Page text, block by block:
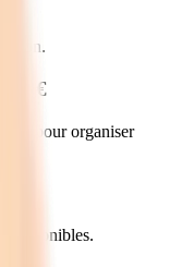
99€
pour organiser
disponibles.